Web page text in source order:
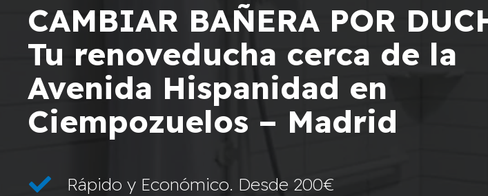
CAMBIAR BAÑERA POR
Tu renoveducha cerca de la
Avenida Hispanidad en
Ciempozuelos – Madrid
Rápido y Económico. Desde 200€